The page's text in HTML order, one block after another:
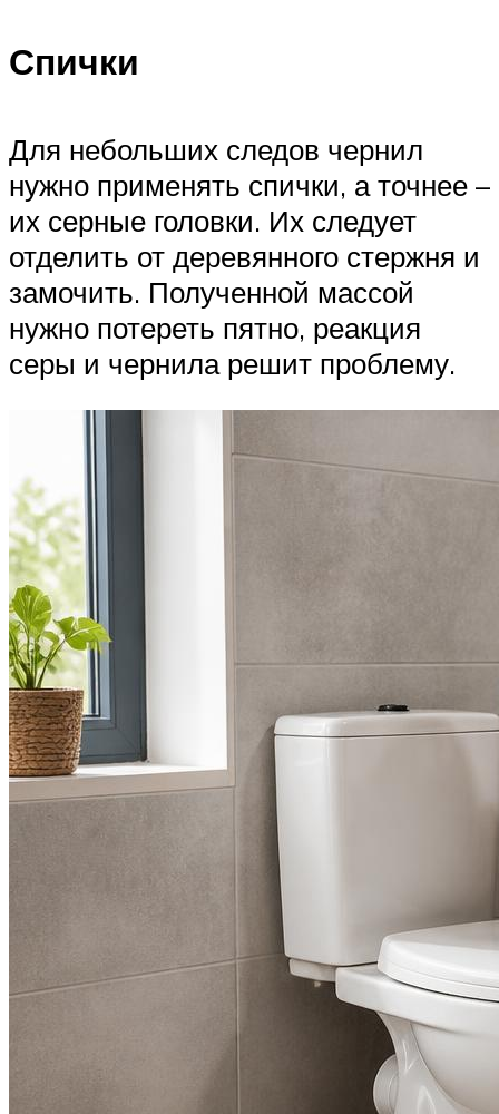
Спички
Для небольших следов чернил
нужно применять спички, а точнее –
их серные головки. Их следует
отделить от деревянного стержня и
замочить. Полученной массой
нужно потереть пятно, реакция
серы и чернила решит проблему.